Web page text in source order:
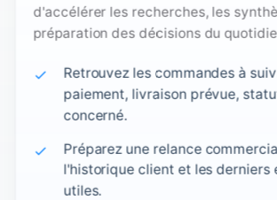
d'accélérer les recherches, les
préparation des décisions du
Retrouvez les commandes à
paiement, livraison prévue,
concerné.
Préparez une relance
l'historique client et les derniers
utiles.